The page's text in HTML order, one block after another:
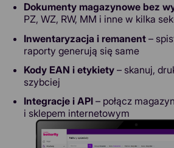
Dokumenty magazynowe bez
PZ, WZ, RW, MM i inne w kilka
Inwentaryzacja i remanent –
raporty generują się same
Kody EAN i etykiety – skanuj,
szybciej
Integracje i API – połącz
i sklepem internetowym